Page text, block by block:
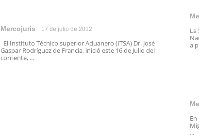
Mercojuris 17 de julio de 2012
El Instituto Técnico superior Aduanero (ITSA) Dr. José
Gaspar Rodríguez de Francia, inició este 16 de Julio del
corriente, ...
La
a
...